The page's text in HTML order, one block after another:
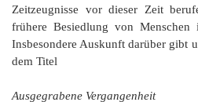
Zeitzeugnisse vor dieser Zeit
frühere Besiedlung von Menschen
Insbesondere Auskunft darüber gibt
dem Titel
Ausgegrabene Vergangenheit